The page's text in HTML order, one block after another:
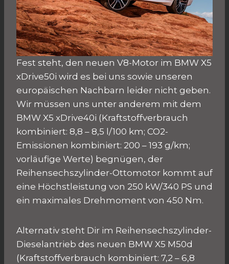
Fest steht, den neuen V8-Motor im BMW X5
xDrive50i wird es bei uns sowie unseren
europäischen Nachbarn leider nicht geben.
Wir müssen uns unter anderem mit dem
BMW X5 xDrive40i (Kraftstoffverbrauch
kombiniert: 8,8 – 8,5 l/100 km; CO2-
Emissionen kombiniert: 200 – 193 g/km;
vorläufige Werte) begnügen, der
Reihensechszylinder-Ottomotor kommt auf
eine Höchstleistung von 250 kW/340 PS und
ein maximales Drehmoment von 450 Nm.
Alternativ steht Dir im Reihensechszylinder-
Dieselantrieb des neuen BMW X5 M50d
(Kraftstoffverbrauch kombiniert: 7,2 – 6,8